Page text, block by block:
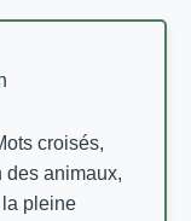
croisés,
des animaux,
pleine